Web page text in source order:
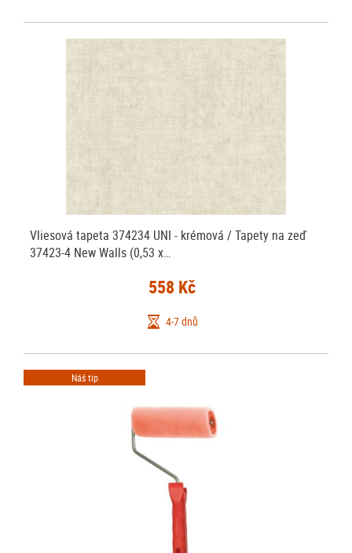
Vliesová tapeta 374234 UNI - krémová / Tapety na zeď
37423-4 New Walls (0,53 x…
558 Kč
4-7 dnů
Náš tip